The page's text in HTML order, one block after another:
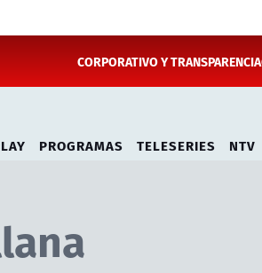
CORPORATIVO Y TRANSPARENCIA
PROGRAMAS TELESERIES NTV